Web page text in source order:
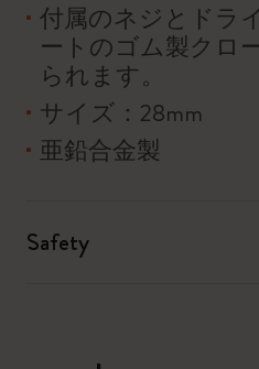
付属のネジとドラ
ートのゴム製クロ
られます。
サイズ：28mm
亜鉛合金製
Safety